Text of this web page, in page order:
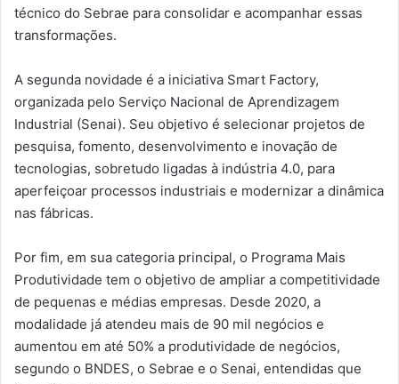
técnico do Sebrae para consolidar e acompanhar essas
transformações.
A segunda novidade é a iniciativa Smart Factory,
organizada pelo Serviço Nacional de Aprendizagem
Industrial (Senai). Seu objetivo é selecionar projetos de
pesquisa, fomento, desenvolvimento e inovação de
tecnologias, sobretudo ligadas à indústria 4.0, para
aperfeiçoar processos industriais e modernizar a dinâmica
nas fábricas.
Por fim, em sua categoria principal, o Programa Mais
Produtividade tem o objetivo de ampliar a competitividade
de pequenas e médias empresas. Desde 2020, a
modalidade já atendeu mais de 90 mil negócios e
aumentou em até 50% a produtividade de negócios,
segundo o BNDES, o Sebrae e o Senai, entendidas que